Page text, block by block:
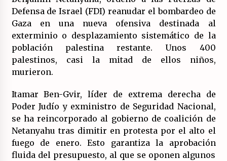
19/07/2026
Estatal por la República.
17/07/2026
permanente.
16/07/2026
Actos en Valencia y Alicante contra la
represión del activismo por Palestina.
16/07/2026
Defensa de Israel (FDI) reanudar el bombardeo de
Gaza en una nueva ofensiva destinada al
exterminio o desplazamiento sistemático de la
población palestina restante. Unos 400
palestinos, casi la mitad de ellos niños,
murieron.
Itamar Ben-Gvir, líder de extrema derecha de
Poder Judío y exministro de Seguridad Nacional,
se ha reincorporado al gobierno de coalición de
Netanyahu tras dimitir en protesta por el alto el
fuego de enero. Esto garantiza la aprobación
fluida del presupuesto, al que se oponen algunos